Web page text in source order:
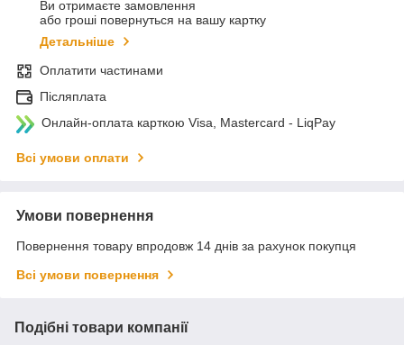
Ви отримаєте замовлення
або гроші повернуться на вашу картку
Детальніше
Оплатити частинами
Післяплата
Онлайн-оплата карткою Visa, Mastercard - LiqPay
Всі умови оплати
Умови повернення
Повернення товару впродовж 14 днів за рахунок покупця
Всі умови повернення
Подібні товари компанії